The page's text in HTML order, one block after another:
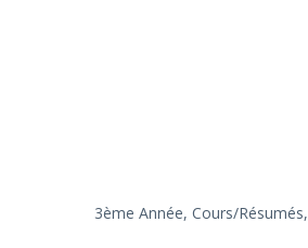
3ème Année, Cours/Résumés,